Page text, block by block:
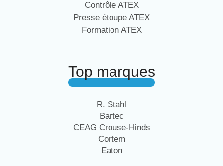
Contrôle ATEX
Presse étoupe ATEX
Formation ATEX
Top marques
R. Stahl
Bartec
CEAG Crouse-Hinds
Cortem
Eaton